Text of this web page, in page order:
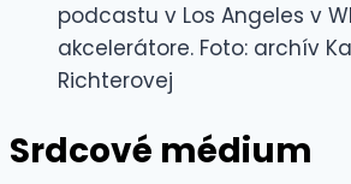
podcastu v Los Angeles v
akcelerátore. Foto: archív
Richterovej
Srdcové médium